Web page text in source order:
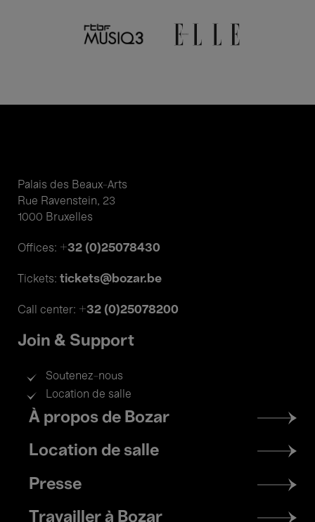
Palais des Beaux-Arts
Rue Ravenstein, 23
1000 Bruxelles
Offices: +32 (0)25078430
Tickets: tickets@bozar.be
Call center: +32 (0)25078200
Join & Support
Soutenez-nous
Location de salle
Footer
menu
À propos de Bozar
Location de salle
Presse
Travailler à Bozar